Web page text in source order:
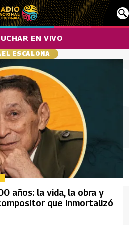
EN VIVO
ESCALONA
años: la vida, la obra y
que inmortalizó